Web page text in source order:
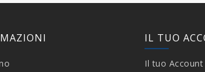
IL TUO
Il tuo Account